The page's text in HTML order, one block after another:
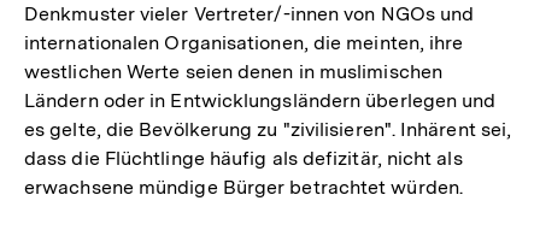
Denkmuster vieler Vertreter/-innen von NGOs und
internationalen Organisationen, die meinten, ihre
westlichen Werte seien denen in muslimischen
Ländern oder in Entwicklungsländern überlegen und
es gelte, die Bevölkerung zu "zivilisieren". Inhärent sei,
dass die Flüchtlinge häufig als defizitär, nicht als
erwachsene mündige Bürger betrachtet würden.